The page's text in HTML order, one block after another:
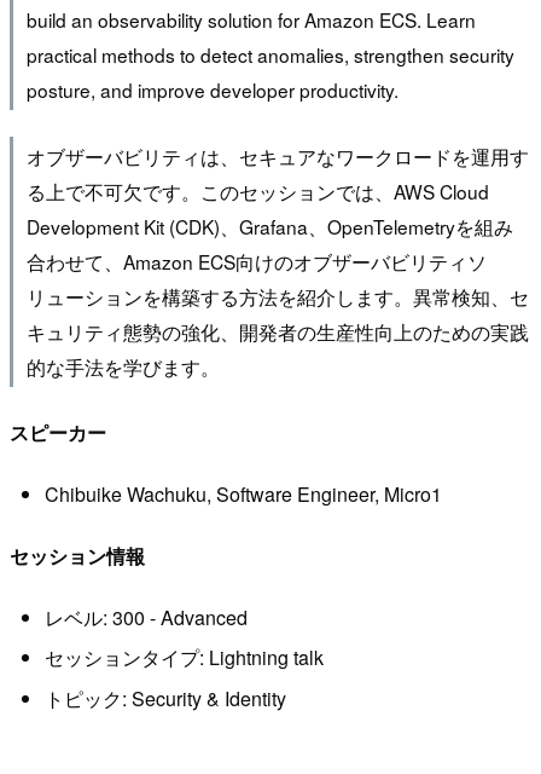
build an observability solution for Amazon ECS. Learn
practical methods to detect anomalies, strengthen security
posture, and improve developer productivity.
オブザーバビリティは、セキュアなワークロードを運用す
る上で不可欠です。このセッションでは、AWS Cloud
Development Kit (CDK)、Grafana、OpenTelemetryを組み
合わせて、Amazon ECS向けのオブザーバビリティソ
リューションを構築する方法を紹介します。異常検知、セ
キュリティ態勢の強化、開発者の生産性向上のための実践
的な手法を学びます。
スピーカー
Chibuike Wachuku, Software Engineer, Micro1
セッション情報
レベル: 300 - Advanced
セッションタイプ: Lightning talk
トピック: Security & Identity